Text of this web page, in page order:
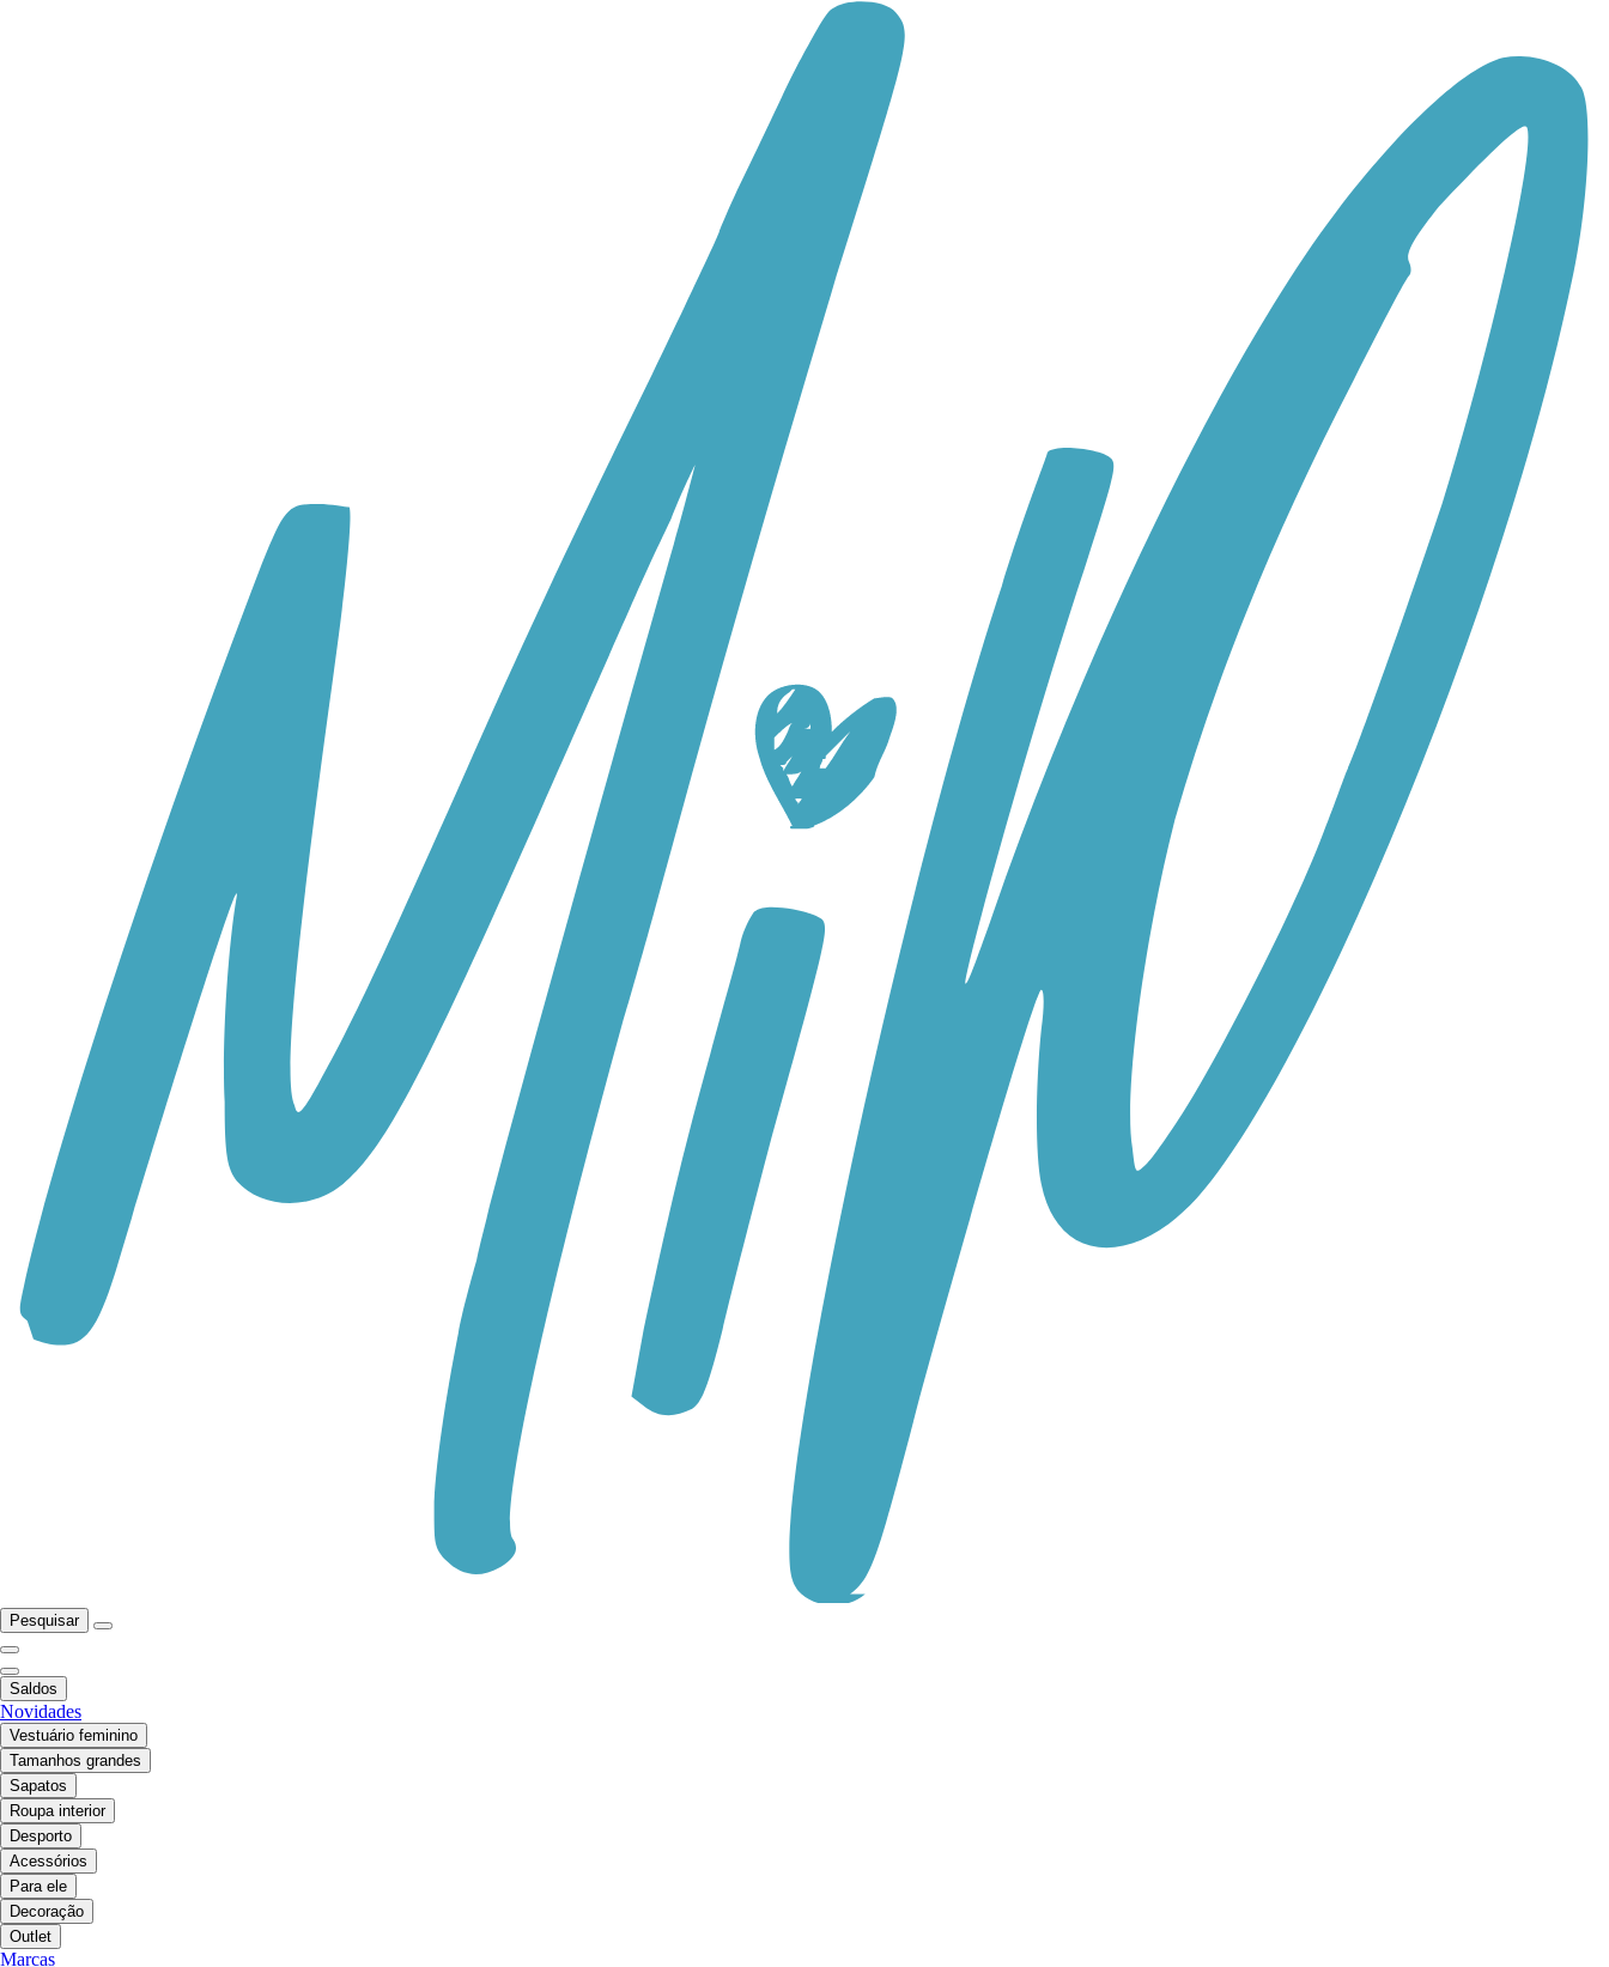
Pesquisar
Saldos
Novidades
Vestuário feminino
Tamanhos grandes
Sapatos
Roupa interior
Desporto
Acessórios
Para ele
Decoração
Outlet
Marcas